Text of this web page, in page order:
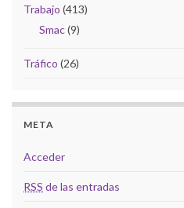
Trabajo (413)
Smac(9)
Tráfico (26)
META
Acceder
RSS de las entradas